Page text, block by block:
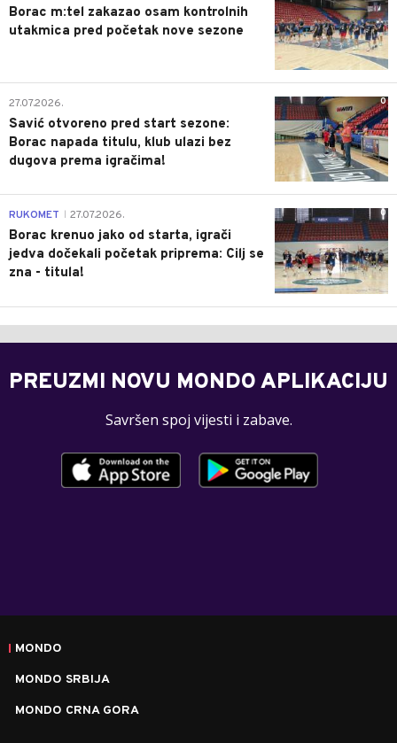
Borac m:tel zakazao osam kontrolnih
utakmica pred početak nove sezone
0
27.07.2026.
Savić otvoreno pred start sezone:
Borac napada titulu, klub ulazi bez
dugova prema igračima!
0
RUKOMET 27.07.2026.
Borac krenuo jako od starta, igrači
jedva dočekali početak priprema: Cilj se
zna - titula!
PREUZMI NOVU MONDO APLIKACIJU
Savršen spoj vijesti i zabave.
MONDO
MONDO SRBIJA
MONDO CRNA GORA